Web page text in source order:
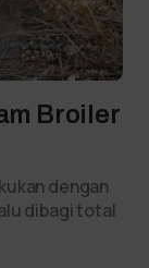
Broiler
dengan
dibagi total